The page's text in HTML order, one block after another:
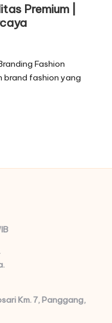
Premium |
Fashion
brand fashion yang
Km. 7,Panggang,